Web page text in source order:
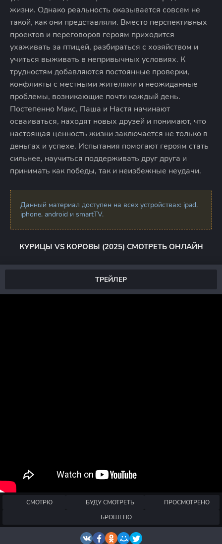
жизни. Однако реальность оказывается совсем не
такой, как они представляли. Вместо перспективных
проектов и переговоров героям приходится
ухаживать за птицей, разбираться с хозяйством и
учиться выживать в непривычных условиях. К
трудностям добавляются постоянные проверки,
конфликты с местными жителями и неожиданные
проблемы, возникающие почти каждый день.
Постепенно Макс, Паша и Настя начинают
осваиваться, находят новых друзей и понимают, что
настоящая ценность жизни заключается не только в
деньгах и успехе. Испытания помогают героям стать
сильнее, научиться поддерживать друг друга и
принимать как победы, так и неизбежные неудачи.
Данный материал доступен на всех устройствах: ipad,
iphone, android и smartTV.
КУРИЦЫ VS КОРОВЫ (2025) СМОТРЕТЬ ОНЛАЙН
ТРЕЙЛЕР
СМОТРЮ БУДУ СМОТРЕТЬ
ПРОСМОТРЕНО
БРОШЕНО